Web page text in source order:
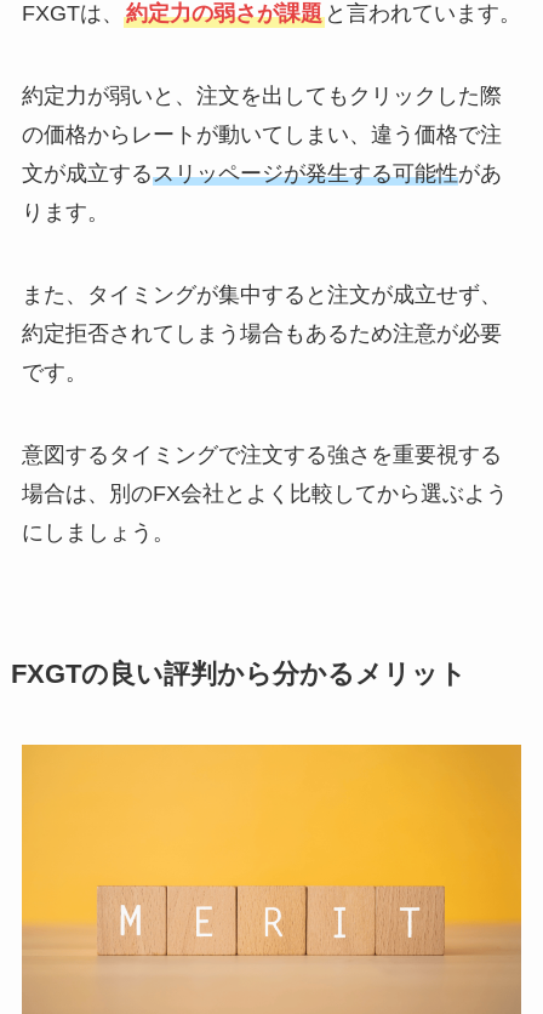
FXGTは、 約定力の弱さが課題と言われています。
約定力が弱いと、注文を出してもクリックした際
の価格からレートが動いてしまい、違う価格で注
文が成立するスリッページが発生する可能性があ
ります。
また、タイミングが集中すると注文が成立せず、
約定拒否されてしまう場合もあるため注意が必要
です。
意図するタイミングで注文する強さを重要視する
場合は、別のFX会社とよく比較してから選ぶよう
にしましょう。
FXGTの良い評判から分かるメリット